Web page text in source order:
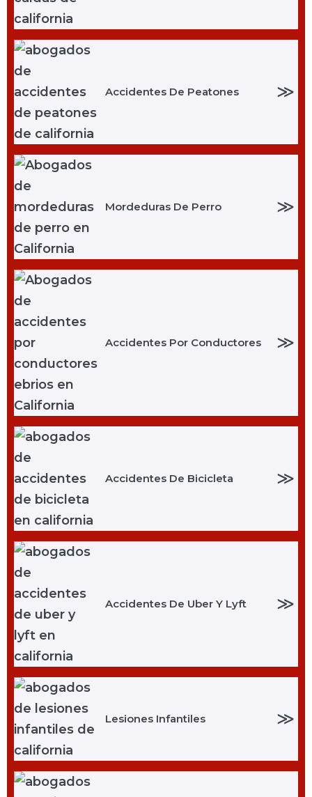
Accidentes De Peatones ≫
Mordeduras De Perro ≫
Accidentes Por Conductores ≫
Accidentes De Bicicleta ≫
Accidentes De Uber Y Lyft ≫
Lesiones Infantiles ≫